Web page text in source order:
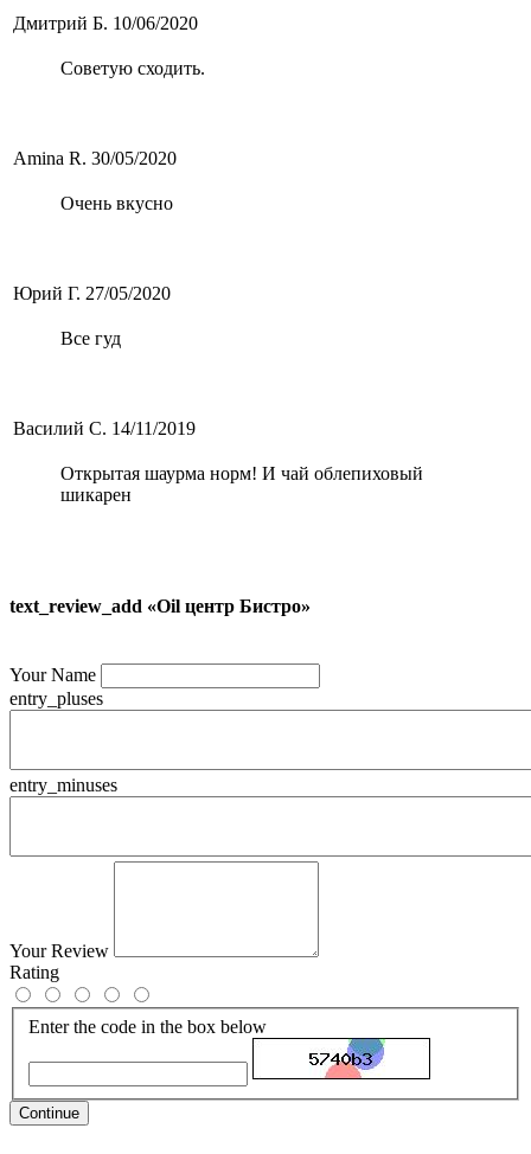
Дмитрий Б. 10/06/2020
Советую сходить.
Amina R. 30/05/2020
Очень вкусно
Юрий Г. 27/05/2020
Все гуд
Василий С. 14/11/2019
Открытая шаурма норм! И чай облепиховый
шикарен
text_review_add «Oil центр Бистро»
Your Name
entry_pluses
entry_minuses
Your Review
Rating
Enter the code in the box below
Continue